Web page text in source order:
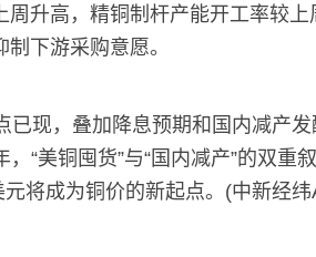
升高，精铜制杆产能开工率较上
下游采购意愿。
现，叠加降息预期和国内减产发
“美铜囤货”与“国内减产”的双重
将成为铜价的新起点。(中新经纬